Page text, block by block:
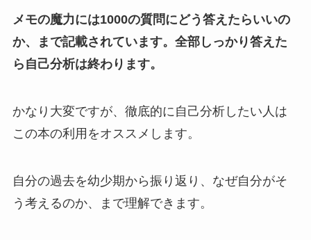
メモの魔力には1000の質問にどう答えたらいいの
か、まで記載されています。全部しっかり答えた
ら自己分析は終わります。
かなり大変ですが、徹底的に自己分析したい人は
この本の利用をオススメします。
自分の過去を幼少期から振り返り、なぜ自分がそ
う考えるのか、まで理解できます。